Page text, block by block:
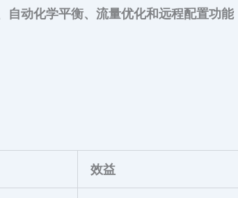
动化学平衡、流量优化和远程配置功
效益